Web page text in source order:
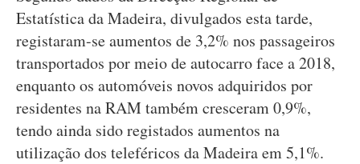
Estatística da Madeira, divulgados esta tarde,
registaram-se aumentos de 3,2% nos passageiros
transportados por meio de autocarro face a 2018,
enquanto os automóveis novos adquiridos por
residentes na RAM também cresceram 0,9%,
tendo ainda sido registados aumentos na
utilização dos teleféricos da Madeira em 5,1%.